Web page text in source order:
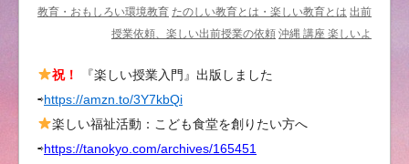
八
重
毎
日
新
教育・おもしろい環境教育 たのしい教育とは・楽しい教育とは 出前
授業依頼、楽しい出前授業の依頼 沖縄 講座 楽しいよ
祝！
『楽しい授業入門』出版しました
⇨https://amzn.to/3Y7kbQi
楽しい福祉活動：こども食堂を創りたい方へ
⇨https://tanokyo.com/archives/165451